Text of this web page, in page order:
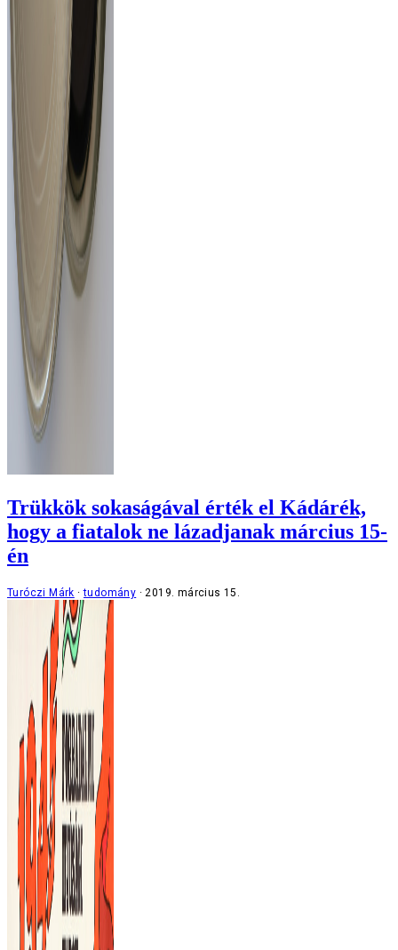
Trükkök sokaságával érték el Kádárék,
hogy a fiatalok ne lázadjanak március 15-
én
Turóczi Márk tudomány 2019. március 15.